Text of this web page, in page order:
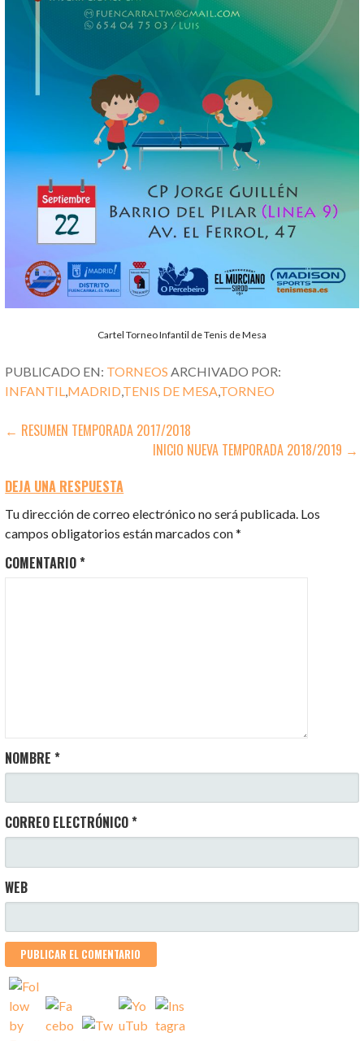
Cartel Torneo Infantil de Tenis de Mesa
PUBLICADO EN: TORNEOS ARCHIVADO POR:
INFANTIL,MADRID,TENIS DE MESA,TORNEO
NAVEGACIÓN
ENTRADAS
← RESUMEN TEMPORADA 2017/2018
INICIO NUEVA TEMPORADA 2018/2019 →
DEJA UNA RESPUESTA
Tu dirección de correo electrónico no será publicada. Los
campos obligatorios están marcados con*
COMENTARIO*
NOMBRE*
CORREO ELECTRÓNICO*
WEB